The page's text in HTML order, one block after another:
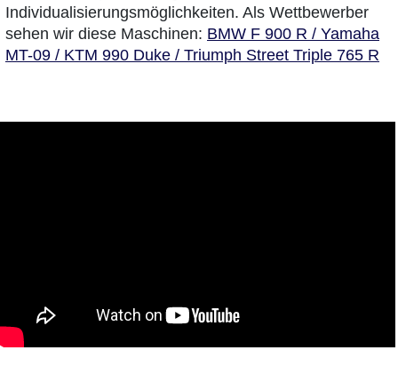
Individualisierungsmöglichkeiten. Als Wettbewerber
sehen wir diese Maschinen: BMW F 900 R / Yamaha
MT-09 / KTM 990 Duke / Triumph Street Triple 765 R